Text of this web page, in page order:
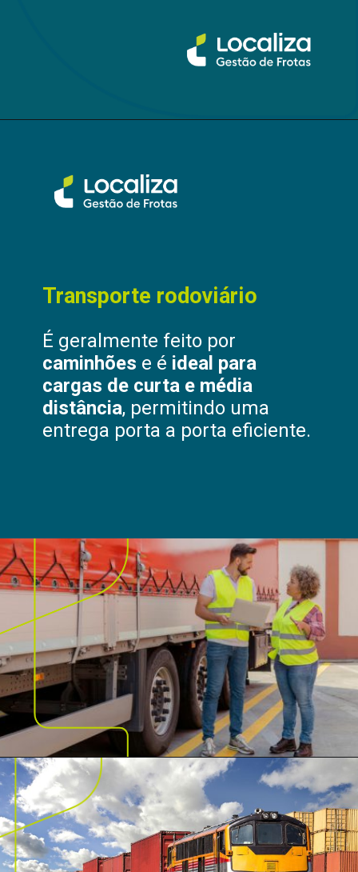
É geralmente feito por
caminhões e é ideal para
cargas de curta e média
distância, permitindo uma
entrega porta a porta eficiente.
Transporte rodoviário